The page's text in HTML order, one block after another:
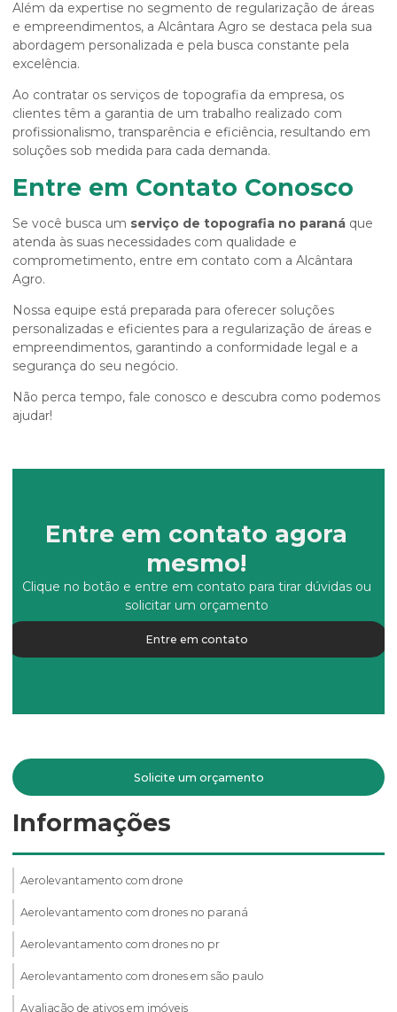
Além da expertise no segmento de regularização de áreas
e empreendimentos, a Alcântara Agro se destaca pela sua
abordagem personalizada e pela busca constante pela
excelência.
Ao contratar os serviços de topografia da empresa, os
clientes têm a garantia de um trabalho realizado com
profissionalismo, transparência e eficiência, resultando em
soluções sob medida para cada demanda.
Entre em Contato Conosco
Se você busca um serviço de topografia no paraná que
atenda às suas necessidades com qualidade e
comprometimento, entre em contato com a Alcântara
Agro.
Nossa equipe está preparada para oferecer soluções
personalizadas e eficientes para a regularização de áreas e
empreendimentos, garantindo a conformidade legal e a
segurança do seu negócio.
Não perca tempo, fale conosco e descubra como podemos
ajudar!
Entre em contato agora
mesmo!
Clique no botão e entre em contato para tirar dúvidas ou
solicitar um orçamento
Entre em contato
Solicite um orçamento
Informações
Aerolevantamento com drone
Aerolevantamento com drones no paraná
Aerolevantamento com drones no pr
Aerolevantamento com drones em são paulo
Avaliação de ativos em imóveis